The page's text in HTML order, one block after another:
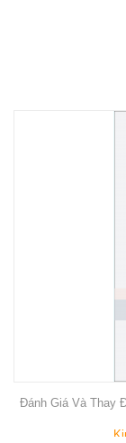
Đánh Giá Và Thay